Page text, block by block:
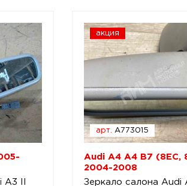
A3 II
акция
арт. A773015
Audi A4 A4 B7 (8EC,
2004-2008
Зеркало салона Audi